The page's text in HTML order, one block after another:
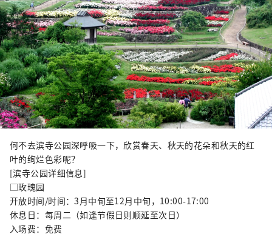
何不去滨寺公园深呼吸一下，欣赏春天、秋天的花朵和秋天的红
叶的绚烂色彩呢？
[滨寺公园详细信息]
□玫瑰园
开放时间/时间：3月中旬至12月中旬，10:00-17:00
休息日：每周二（如逢节假日则顺延至次日）
入场费：免费